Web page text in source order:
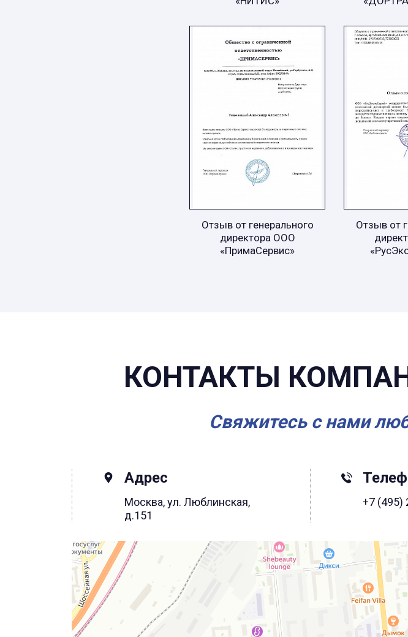
Отзыв от генерального
директора ООО
«ПримаСервис»
Отзыв от
КОНТАКТЫ
Свяжитесь с нами
Адрес
Москва, ул. Люблинская,
д.151
+7 (495)